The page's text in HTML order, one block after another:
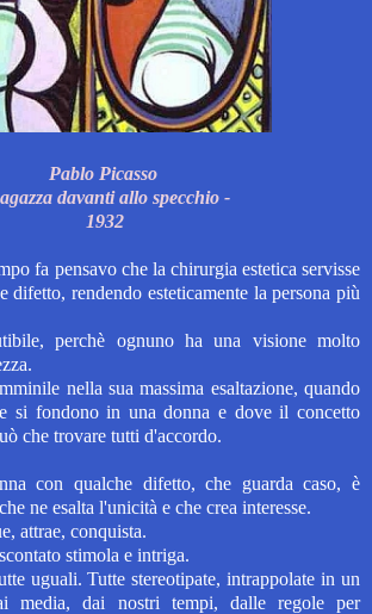
Pablo Picasso
davanti allo specchio -
1932
fa pensavo che la chirurgia estetica servisse
difetto, rendendo esteticamente la persona più
perchè ognuno ha una visione molto
nella sua massima esaltazione, quando
si fondono in una donna e dove il concetto
che trovare tutti d'accordo.
con qualche difetto, che guarda caso, è
ne esalta l'unicità e che crea interesse.
attrae, conquista.
stimola e intriga.
uguali.Tutte stereotipate, intrappolate in un
media, dai nostri tempi, dalle regole per